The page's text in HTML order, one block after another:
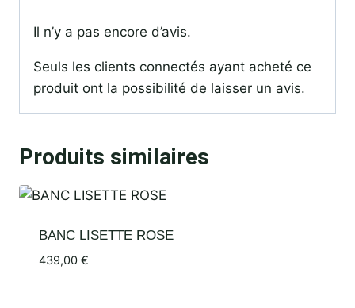
Il n’y a pas encore d’avis.
Seuls les clients connectés ayant acheté ce
produit ont la possibilité de laisser un avis.
Produits similaires
BANC LISETTE ROSE
439,00 €